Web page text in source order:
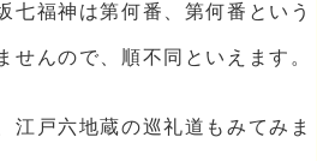
七福神は第何番、第何番という
せんので、順不同といえます。
江戸六地蔵の巡礼道もみてみま